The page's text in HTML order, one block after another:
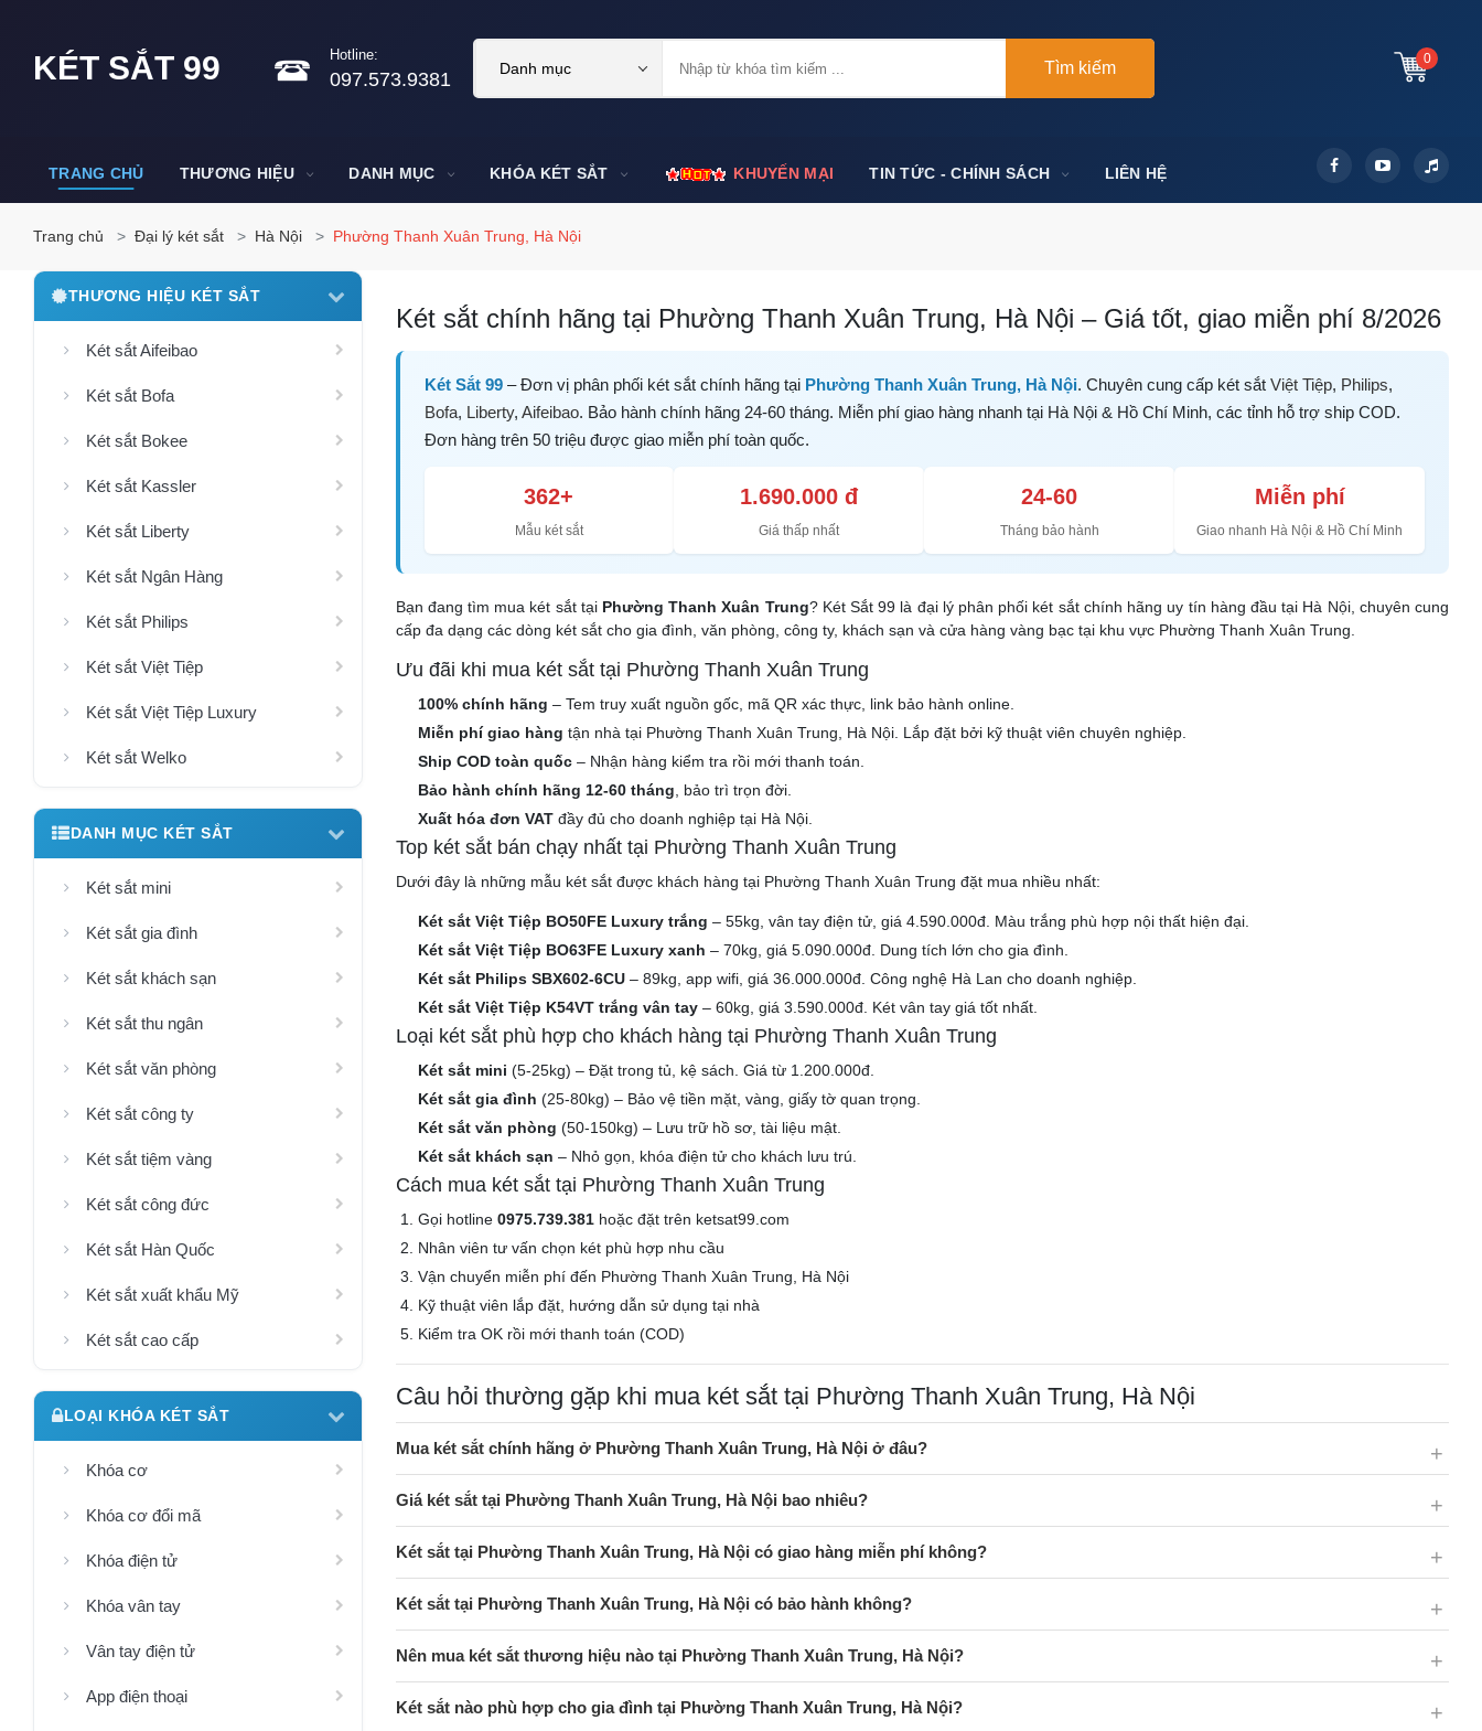
KÉT SẮT 99 Hotline:
097.573.9381
0
Danh mục Tìm kiếm
TRANG CHỦ THƯƠNG HIỆU DANH MỤC KHÓA KÉT SẮT KHUYẾN MẠI TIN TỨC - CHÍNH SÁCH LIÊN HỆ
Trang chủ Đại lý két sắt Hà Nội Phường Thanh Xuân Trung, Hà Nội
THƯƠNG HIỆU KÉT SẮT
Két sắt Aifeibao
Két sắt Bofa
Két sắt Bokee
Két sắt Kassler
Két sắt Liberty
Két sắt Ngân Hàng
Két sắt Philips
Két sắt Việt Tiệp
Két sắt Việt Tiệp Luxury
Két sắt Welko
DANH MỤC KÉT SẮT
Két sắt mini
Két sắt gia đình
Két sắt khách sạn
Két sắt thu ngân
Két sắt văn phòng
Két sắt công ty
Két sắt tiệm vàng
Két sắt công đức
Két sắt Hàn Quốc
Két sắt xuất khẩu Mỹ
Két sắt cao cấp
LOẠI KHÓA KÉT SẮT
Khóa cơ
Khóa cơ đổi mã
Khóa điện tử
Khóa vân tay
Vân tay điện tử
App điện thoại
Két sắt chính hãng tại Phường Thanh Xuân Trung, Hà Nội – Giá tốt, giao miễn phí 8/2026
Két Sắt 99– Đơn vị phân phối két sắt chính hãng tại Phường Thanh Xuân Trung, Hà Nội. Chuyên cung cấp két sắt Việt Tiệp, Philips,
Bofa, Liberty, Aifeibao. Bảo hành chính hãng 24-60 tháng. Miễn phí giao hàng nhanh tại Hà Nội & Hồ Chí Minh, các tỉnh hỗ trợ ship COD.
Đơn hàng trên 50 triệu được giao miễn phí toàn quốc.
362+
Mẫu két sắt
1.690.000 đ
Giá thấp nhất
24-60
Tháng bảo hành
Miễn phí
Giao nhanh Hà Nội & Hồ Chí Minh
Bạn đang tìm mua két sắt tại Phường Thanh Xuân Trung? Két Sắt 99 là đại lý phân phối két sắt chính hãng uy tín hàng đầu tại Hà Nội, chuyên cung
cấp đa dạng các dòng két sắt cho gia đình, văn phòng, công ty, khách sạn và cửa hàng vàng bạc tại khu vực Phường Thanh Xuân Trung.
Ưu đãi khi mua két sắt tại Phường Thanh Xuân Trung
100% chính hãng – Tem truy xuất nguồn gốc, mã QR xác thực, link bảo hành online.
Miễn phí giao hàng tận nhà tại Phường Thanh Xuân Trung, Hà Nội. Lắp đặt bởi kỹ thuật viên chuyên nghiệp.
Ship COD toàn quốc– Nhận hàng kiểm tra rồi mới thanh toán.
Bảo hành chính hãng 12-60 tháng , bảo trì trọn đời.
Xuất hóa đơn VATđầy đủ cho doanh nghiệp tại Hà Nội.
Top két sắt bán chạy nhất tại Phường Thanh Xuân Trung
Dưới đây là những mẫu két sắt được khách hàng tại Phường Thanh Xuân Trung đặt mua nhiều nhất:
Két sắt Việt Tiệp BO50FE Luxury trắng – 55kg, vân tay điện tử, giá 4.590.000đ. Màu trắng phù hợp nội thất hiện đại.
Két sắt Việt Tiệp BO63FE Luxury xanh – 70kg, giá 5.090.000đ. Dung tích lớn cho gia đình.
Két sắt Philips SBX602-6CU– 89kg, app wifi, giá 36.000.000đ. Công nghệ Hà Lan cho doanh nghiệp.
Két sắt Việt Tiệp K54VT trắng vân tay– 60kg, giá 3.590.000đ. Két vân tay giá tốt nhất.
Loại két sắt phù hợp cho khách hàng tại Phường Thanh Xuân Trung
Két sắt mini (5-25kg) – Đặt trong tủ, kệ sách. Giá từ 1.200.000đ.
Két sắt gia đình (25-80kg) – Bảo vệ tiền mặt, vàng, giấy tờ quan trọng.
Két sắt văn phòng (50-150kg) – Lưu trữ hồ sơ, tài liệu mật.
Két sắt khách sạn – Nhỏ gọn, khóa điện tử cho khách lưu trú.
Cách mua két sắt tại Phường Thanh Xuân Trung
Gọi hotline 0975.739.381hoặc đặt trên ketsat99.com
Nhân viên tư vấn chọn két phù hợp nhu cầu
Vận chuyển miễn phí đến Phường Thanh Xuân Trung, Hà Nội
Kỹ thuật viên lắp đặt, hướng dẫn sử dụng tại nhà
Kiểm tra OK rồi mới thanh toán (COD)
Câu hỏi thường gặp khi mua két sắt tại Phường Thanh Xuân Trung, Hà Nội
Mua két sắt chính hãng ở Phường Thanh Xuân Trung, Hà Nội ở đâu?
Giá két sắt tại Phường Thanh Xuân Trung, Hà Nội bao nhiêu?
Két sắt tại Phường Thanh Xuân Trung, Hà Nội có giao hàng miễn phí không?
Két sắt tại Phường Thanh Xuân Trung, Hà Nội có bảo hành không?
Nên mua két sắt thương hiệu nào tại Phường Thanh Xuân Trung, Hà Nội?
Két sắt nào phù hợp cho gia đình tại Phường Thanh Xuân Trung, Hà Nội?